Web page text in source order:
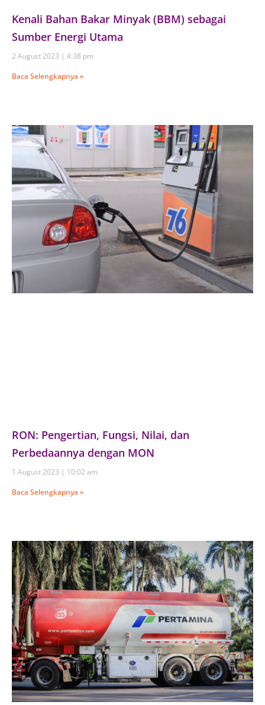
Kenali Bahan Bakar Minyak (BBM) sebagai
Sumber Energi Utama
2 August 2023
4:38 pm
Baca Selengkapnya »
RON: Pengertian, Fungsi, Nilai, dan
Perbedaannya dengan MON
1 August 2023
10:02 am
Baca Selengkapnya »